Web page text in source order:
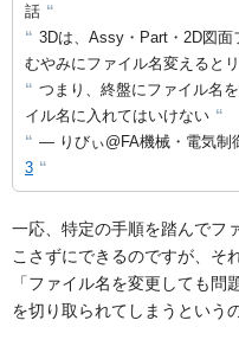
話
3Dは、Assy・Part・2D図
むやみにファイル名変えると
つまり、終盤にファイル名
イル名に入れてはいけない
— りびぃ@FA機械・電気制
3
一応、特定の手順を踏んでフ
こさずにできるのですが、そ
「ファイル名を変更しても
を切り取られてしまうという